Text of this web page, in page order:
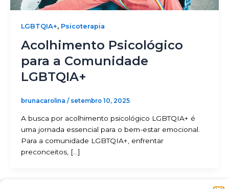
LGBTQIA+, Psicoterapia
Acolhimento Psicológico
para a Comunidade
LGBTQIA+
brunacarolina / setembro 10, 2025
A busca por acolhimento psicológico LGBTQIA+ é
uma jornada essencial para o bem-estar emocional.
Para a comunidade LGBTQIA+, enfrentar
preconceitos, […]